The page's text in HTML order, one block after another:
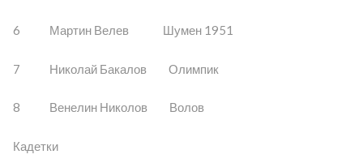
6 Мартин Велев Шумен 1951
7 Николай Бакалов Олимпик
8 Венелин Николов Волов
Кадетки